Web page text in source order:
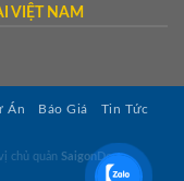
VIỆT NAM
Án Báo Giá
Tin Tức
chủ quản SaigonDoor